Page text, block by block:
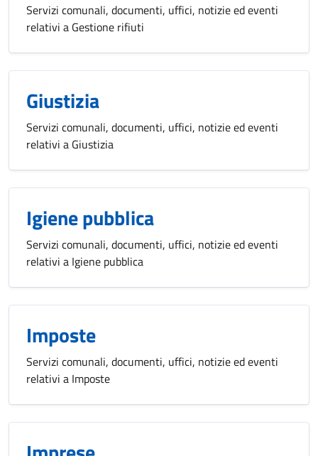
Servizi comunali, documenti, uffici, notizie ed eventi
relativi a Gestione rifiuti
Giustizia
Servizi comunali, documenti, uffici, notizie ed eventi
relativi a Giustizia
Igiene pubblica
Servizi comunali, documenti, uffici, notizie ed eventi
relativi a Igiene pubblica
Imposte
Servizi comunali, documenti, uffici, notizie ed eventi
relativi a Imposte